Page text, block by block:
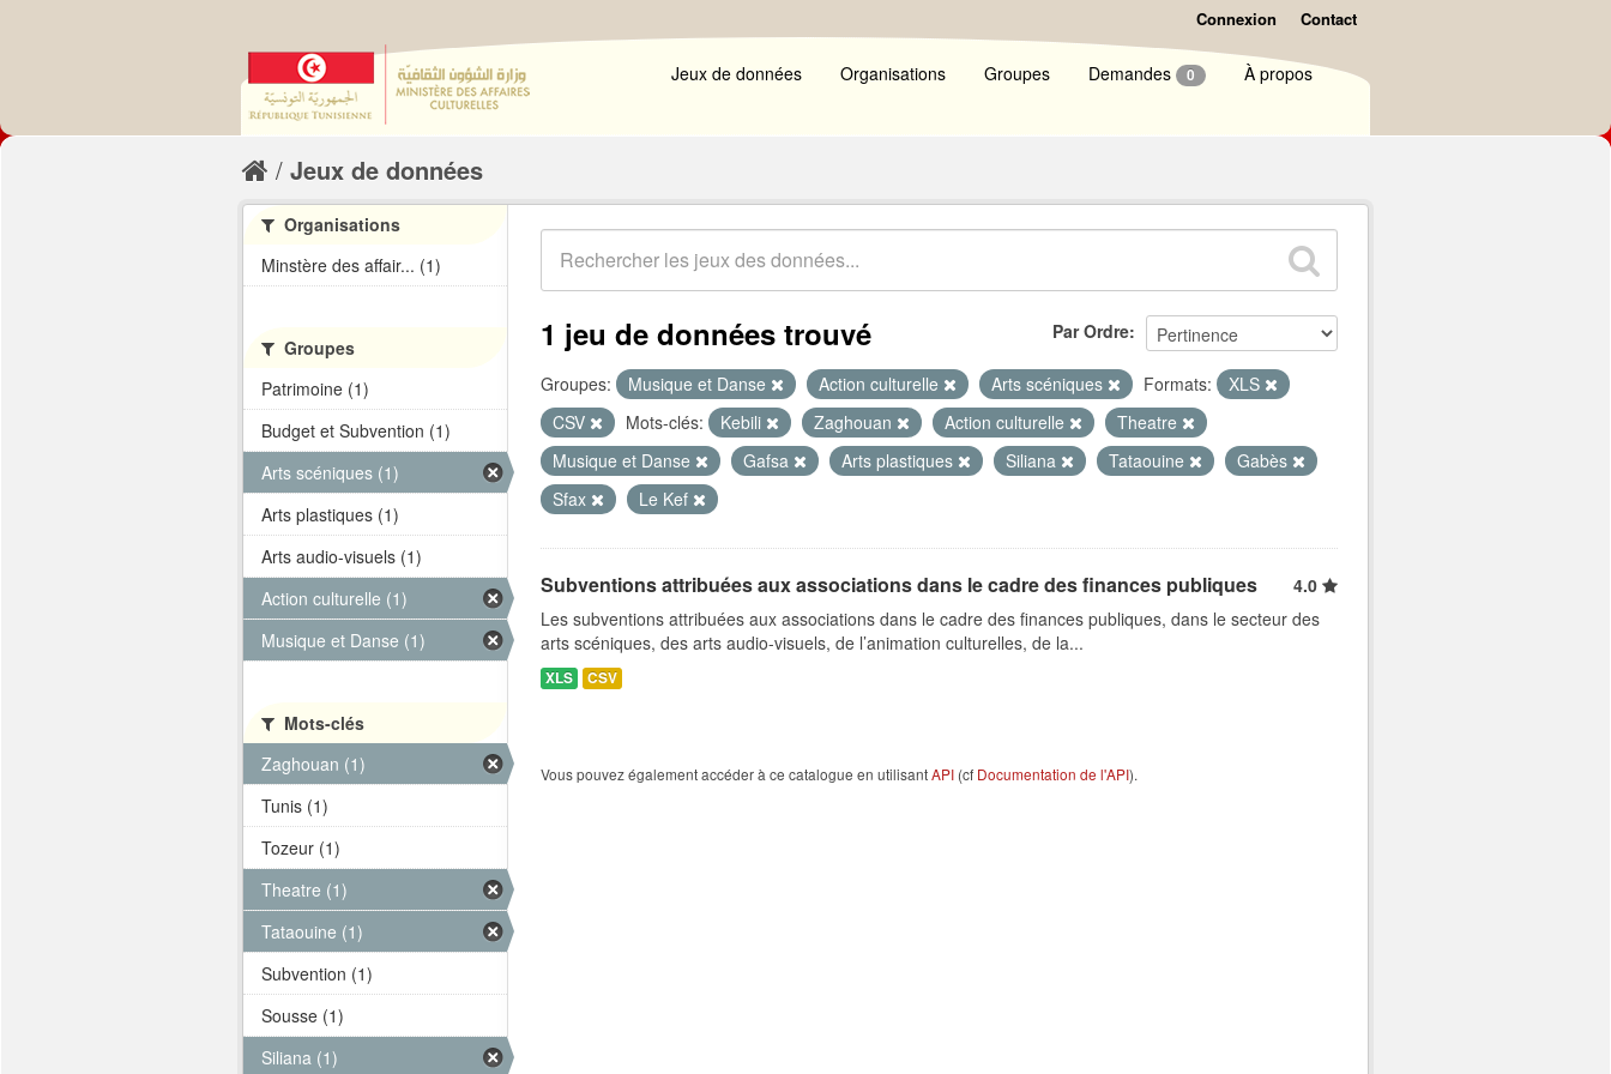
Connexion Contact
Jeux de données Organisations Groupes Demandes 0 À propos
Jeux de données
Par Ordre
1 jeu de données trouvé
Groupes: Musique et Danse Action culturelle Arts scéniques Formats:
XLS
CSV
Mots-clés: Kebili Zaghouan Action culturelle
Theatre
Musique et Danse
Gafsa Arts plastiques Siliana Tataouine
Gabès
Sfax
Le Kef
Subventions attribuées aux associations dans le cadre des finances publiques
4.0
Les subventions attribuées aux associations dans le cadre des finances publiques, dans le secteur des
arts scéniques, des arts audio-visuels, de l’animation culturelles, de la...
XLS CSV
Vous pouvez également accéder à ce catalogue en utilisantAPI (cf Documentation de l'API).
Organisations
Minstère des affair... (1)
Groupes
Patrimoine (1)
Budget et Subvention (1)
Arts scéniques (1)
Arts plastiques (1)
Arts audio-visuels (1)
Action culturelle (1)
Musique et Danse (1)
Mots-clés
Zaghouan (1)
Tunis (1)
Tozeur (1)
Theatre (1)
Tataouine (1)
Subvention (1)
Sousse (1)
Siliana (1)